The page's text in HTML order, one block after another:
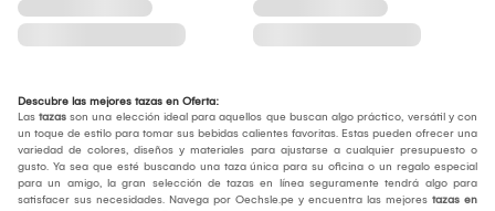
Descubre las mejores tazas en Oferta:
Las tazas son una elección ideal para aquellos que buscan algo práctico, versátil y con
un toque de estilo para tomar sus bebidas calientes favoritas. Estas pueden ofrecer una
variedad de colores, diseños y materiales para ajustarse a cualquier presupuesto o
gusto. Ya sea que esté buscando una taza única para su oficina o un regalo especial
para un amigo, la gran selección de tazas en línea seguramente tendrá algo para
satisfacer sus necesidades. Navega por Oechsle.pe y encuentra las mejores tazas en